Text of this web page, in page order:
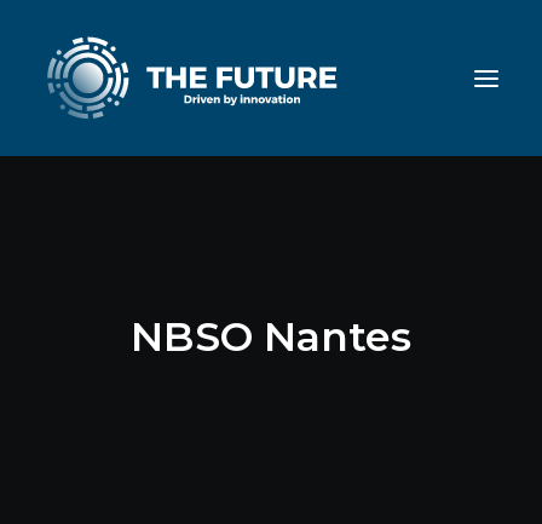
NBSO Nantes